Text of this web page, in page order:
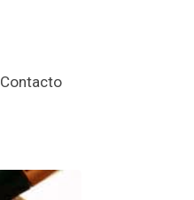
Contacto